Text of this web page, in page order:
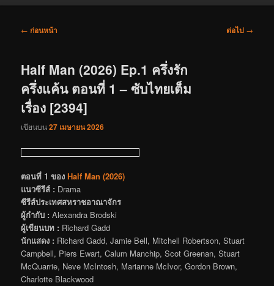
เมนู
← ก่อนหน้า ต่อไป →
Half Man (2026) Ep.1 ครึ่งรัก
ครึ่งแค้น ตอนที่ 1 – ซับไทยเต็ม
เรื่อง [2394]
เขียนบน27 เมษายน 2026
ตอนที่ 1 ของ Half Man (2026)
แนวซีรีส์ : Drama
ซีรีส์ประเทศสหราชอาณาจักร
ผู้กำกับ : Alexandra Brodski
ผู้เขียนบท : Richard Gadd
นักแสดง : Richard Gadd, Jamie Bell, Mitchell Robertson, Stuart
Campbell, Piers Ewart, Calum Manchip, Scot Greenan, Stuart
McQuarrie, Neve McIntosh, Marianne McIvor, Gordon Brown,
Charlotte Blackwood